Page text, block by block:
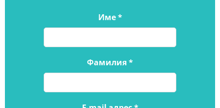
Име*
Фамилия*